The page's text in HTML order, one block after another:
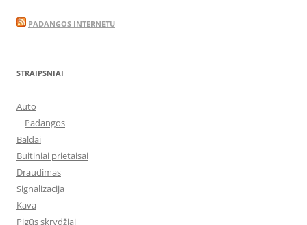
PADANGOS INTERNETU
STRAIPSNIAI
Auto
Padangos
Baldai
Buitiniai prietaisai
Draudimas
Signalizacija
Kava
Pigūs skrydžiai